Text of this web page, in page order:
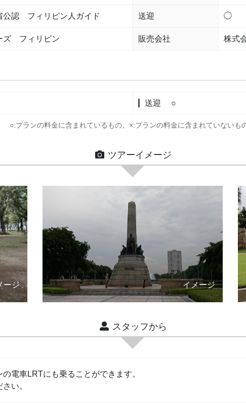
公認 フィリピン人ガイド 送迎 ◯
ズ フィリピン 販売会社 株式
送迎 ○
○:プランの料金に含まれているもの。 ×:プランの料金に含まれていないも
ツアーイメージ
ージ イメージ
スタッフから
電車LRTにも乗ることができます。
い。